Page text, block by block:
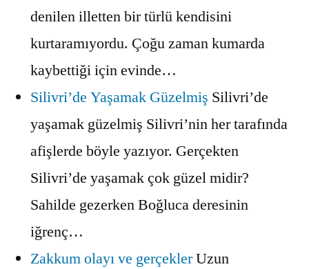
denilen illetten bir türlü kendisini
kurtaramıyordu. Çoğu zaman kumarda
kaybettiği için evinde…
Silivri’de Yaşamak Güzelmiş Silivri’de
yaşamak güzelmiş Silivri’nin her tarafında
afişlerde böyle yazıyor. Gerçekten
Silivri’de yaşamak çok güzel midir?
Sahilde gezerken Boğluca deresinin
iğrenç…
Zakkum olayı ve gerçeklerUzun